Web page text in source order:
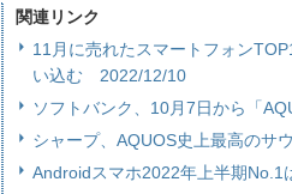
関連リンク
11月に売れたスマートフォン
い込む 2022/12/10
ソフトバンク、10月7日から「
シャープ、AQUOS史上最高のサ
Androidスマホ2022年上半期No.1